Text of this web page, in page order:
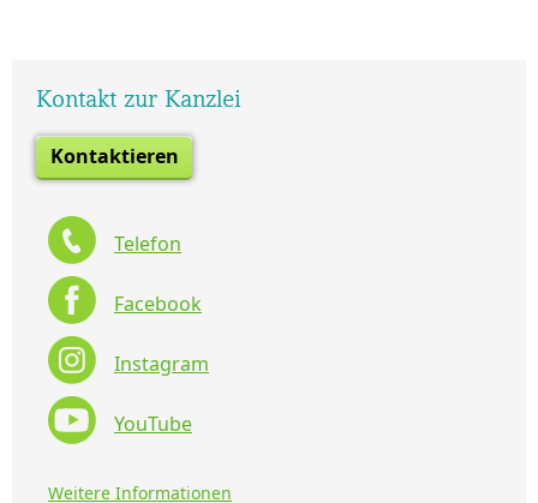
Kontakt zur Kanzlei
Kontaktieren
Telefon
Facebook
Instagram
YouTube
Weitere Informationen